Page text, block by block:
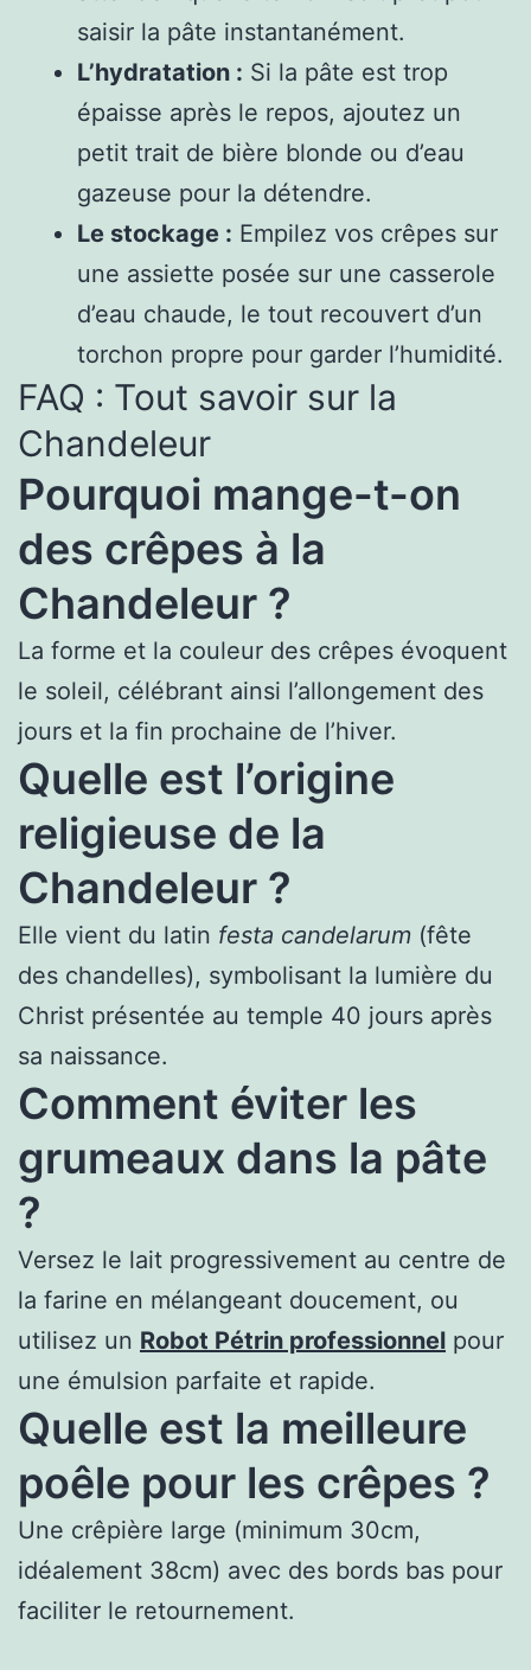
saisir la pâte instantanément.
L’hydratation : Si la pâte est trop
épaisse après le repos, ajoutez un
petit trait de bière blonde ou d’eau
gazeuse pour la détendre.
Le stockage : Empilez vos crêpes sur
une assiette posée sur une casserole
d’eau chaude, le tout recouvert d’un
torchon propre pour garder l’humidité.
FAQ : Tout savoir sur la
Chandeleur
Pourquoi mange-t-on
des crêpes à la
Chandeleur ?
La forme et la couleur des crêpes évoquent
le soleil, célébrant ainsi l’allongement des
jours et la fin prochaine de l’hiver.
Quelle est l’origine
religieuse de la
Chandeleur ?
Elle vient du latin festa candelarum (fête
des chandelles), symbolisant la lumière du
Christ présentée au temple 40 jours après
sa naissance.
Comment éviter les
grumeaux dans la pâte
?
Versez le lait progressivement au centre de
la farine en mélangeant doucement, ou
utilisez un Robot Pétrin professionnel pour
une émulsion parfaite et rapide.
Quelle est la meilleure
poêle pour les crêpes ?
Une crêpière large (minimum 30cm,
idéalement 38cm) avec des bords bas pour
faciliter le retournement.